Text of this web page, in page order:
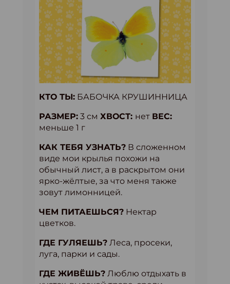
КТО ТЫ: БАБОЧКА КРУШИННИЦА
РАЗМЕР: 3 см ХВОСТ: нет ВЕС:
меньше 1 г
КАК ТЕБЯ УЗНАТЬ? В сложенном
виде мои крылья похожи на
обычный лист, а в раскрытом они
ярко-жёлтые, за что меня также
зовут лимонницей.
ЧЕМ ПИТАЕШЬСЯ? Нектар
цветков.
ГДЕ ГУЛЯЕШЬ? Леса, просеки,
луга, парки и сады.
ГДЕ ЖИВЁШЬ? Люблю отдыхать в